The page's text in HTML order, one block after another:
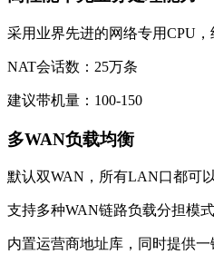
采用业界先进的网络专用CPU
NAT会话数：25万条
建议带机量：100-150
多WAN负载均衡
默认双WAN，所有LAN口都可
支持多种WAN链路负载分担模
内置运营商地址库，同时提供